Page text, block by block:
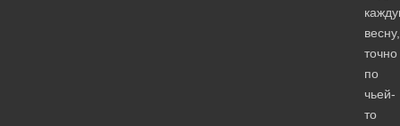
весну,
точно
по
чьей-
то